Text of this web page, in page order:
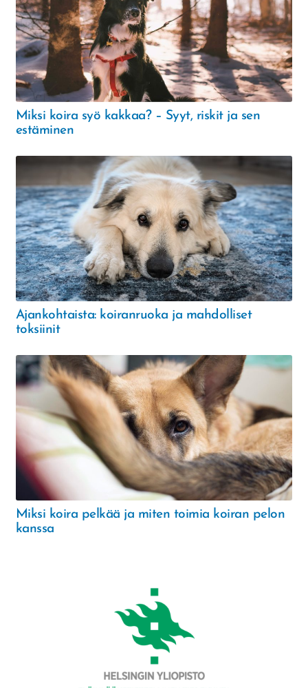
Miksi koira syö kakkaa? – Syyt, riskit ja sen
estäminen
Ajankohtaista: koiranruoka ja mahdolliset
toksiinit
Miksi koira pelkää ja miten toimia koiran pelon
kanssa